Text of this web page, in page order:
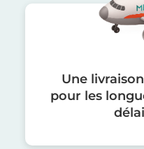
Une
pour les